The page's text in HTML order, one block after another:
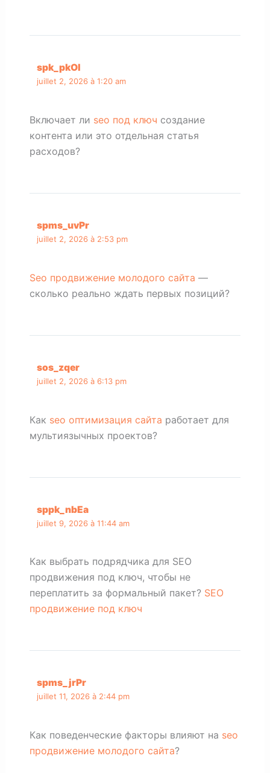
spk_pkOl
juillet 2, 2026 à 1:20 am
Включает ли seo под ключ создание
контента или это отдельная статья
расходов?
spms_uvPr
juillet 2, 2026 à 2:53 pm
Seo продвижение молодого сайта —
сколько реально ждать первых позиций?
sos_zqer
juillet 2, 2026 à 6:13 pm
Как seo оптимизация сайта работает для
мультиязычных проектов?
sppk_nbEa
juillet 9, 2026 à 11:44 am
Как выбрать подрядчика для SEO
продвижения под ключ, чтобы не
переплатить за формальный пакет? SEO
продвижение под ключ
spms_jrPr
juillet 11, 2026 à 2:44 pm
Как поведенческие факторы влияют на seo
продвижение молодого сайта?